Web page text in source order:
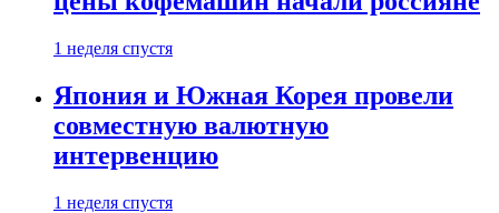
1 неделя спустя
Япония и Южная Корея провели
совместную валютную
интервенцию
1 неделя спустя